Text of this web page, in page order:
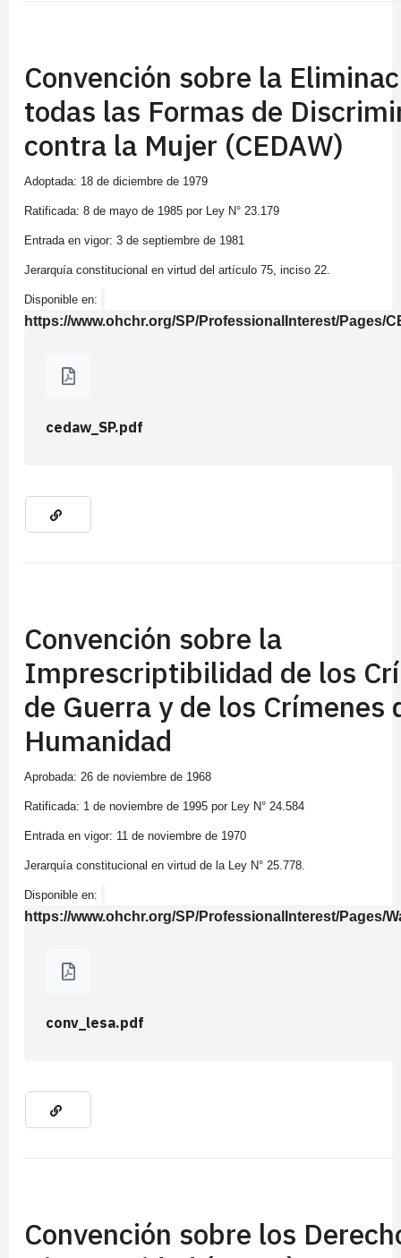
Convención sobre la
todas las Formas de
contra la Mujer (CEDAW)
Adoptada: 18 de diciembre de 1979
Ratificada: 8 de mayo de 1985 por Ley N° 23.179
Entrada en vigor: 3 de septiembre de 1981
Jerarquía constitucional en virtud del artículo 75, inciso 22.
Disponible en:
https://www.ohchr.org/SP/ProfessionalInterest/Pages/
cedaw_SP.pdf
Convención sobre la
Imprescriptibilidad de los
de Guerra y de los Crímenes
Humanidad
Aprobada: 26 de noviembre de 1968
Ratificada: 1 de noviembre de 1995 por Ley N° 24.584
Entrada en vigor: 11 de noviembre de 1970
Jerarquía constitucional en virtud de la Ley N° 25.778.
Disponible en:
https://www.ohchr.org/SP/ProfessionalInterest/Pages/
conv_lesa.pdf
Convención sobre los